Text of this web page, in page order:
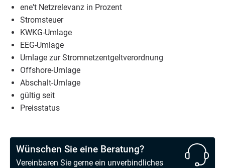
ene't Netz­re­le­vanz in Prozent
Strom­steu­er
KWKG-Umla­ge
EEG-Umla­ge
Umla­ge zur Stromnetzentgeltverordnung
Off­shore-Umla­ge
Abschalt-Umla­ge
gül­tig seit
Preis­sta­tus
Wünschen Sie eine Beratung?
Vereinbaren Sie gerne ein unverbindliches